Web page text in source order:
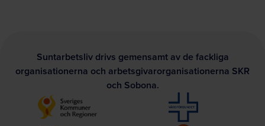
Suntarbetsliv drivs gemensamt av de fackliga
organisationerna och arbetsgivarorganisationerna SKR
och Sobona.